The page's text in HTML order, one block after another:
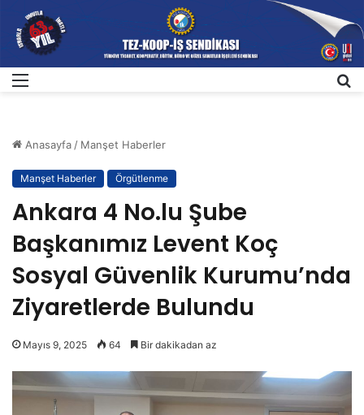
Anasayfa/ Manşet Haberler
Manşet Haberler Örgütlenme
Ankara 4 No.lu Şube
Başkanımız Levent Koç
Sosyal Güvenlik Kurumu’nda
Ziyaretlerde Bulundu
Mayıs 9, 2025 64 Bir dakikadan az